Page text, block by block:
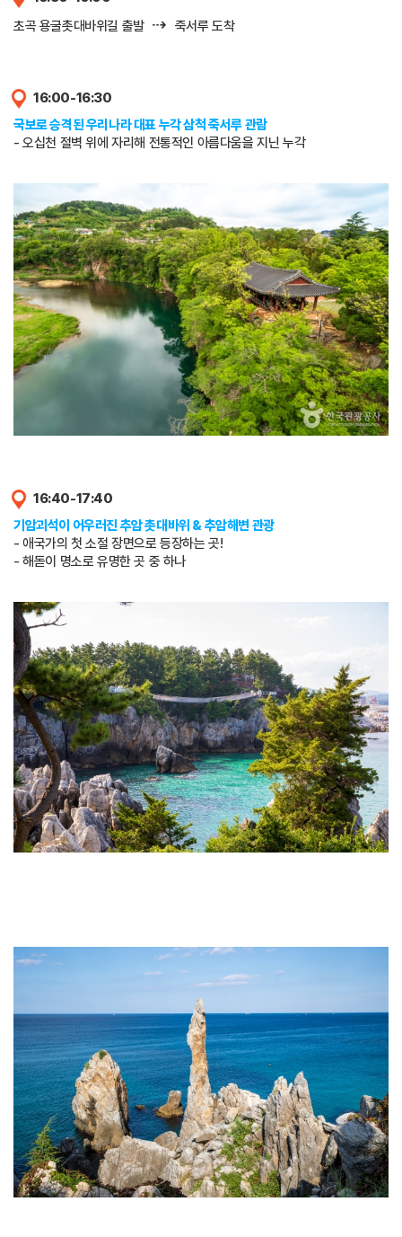
초곡 용굴촛대바위길 출발 ⇢ 죽서루 도착
16:00-16:30
국보로 승격된 우리나라 대표 누각 삼척 죽서루 관람
- 오십천 절벽 위에 자리해 전통적인 아름다움을 지닌 누각
16:40-17:40
기암괴석이 어우러진 추암 촛대바위 & 추암해변 관광
- 애국가의 첫 소절 장면으로 등장하는 곳!
- 해돋이 명소로 유명한 곳 중 하나